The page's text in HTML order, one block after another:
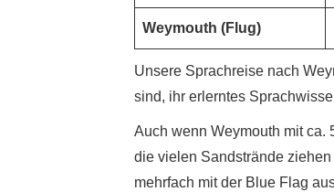
Weymouth (Flug)
Unsere Sprachreise nach
sind, ihr erlerntes
Auch wenn Weymouth mit ca.
die vielen Sandstrände
mehrfach mit der Blue Flag